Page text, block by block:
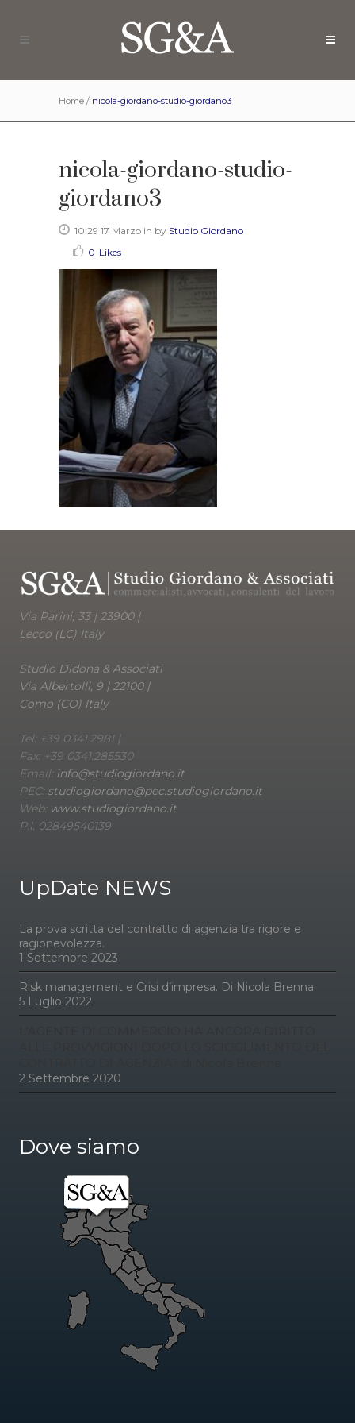
Home / nicola-giordano-studio-giordano3
nicola-giordano-studio-
giordano3
10:29 17 Marzo in by Studio Giordano
0 Likes
Via Parini, 33 | 23900 |
Lecco (LC) Italy
Studio Didona & Associati
Via Albertolli, 9 | 22100 |
Como (CO) Italy
Tel: +39 0341.2981 |
Fax: +39 0341.285530
Email: info@studiogiordano.it
PEC: studiogiordano@pec.studiogiordano.it
Web: www.studiogiordano.it
P.I. 02849540139
UpDate NEWS
La prova scritta del contratto di agenzia tra rigore e
ragionevolezza.
1 Settembre 2023
Risk management e Crisi d’impresa. Di Nicola Brenna
5 Luglio 2022
2 Settembre 2020
Dove siamo